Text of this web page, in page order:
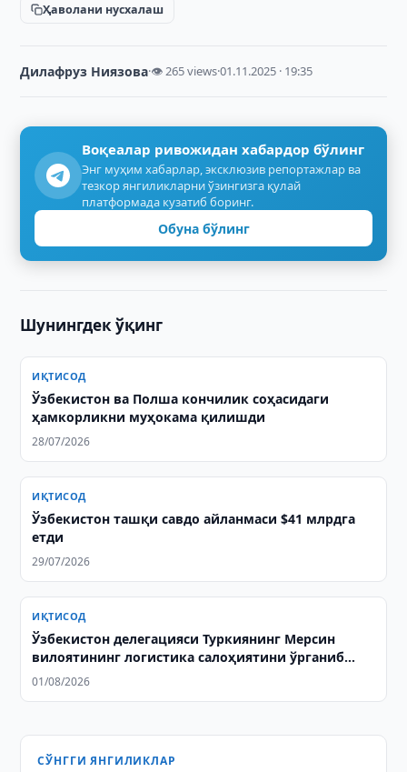
Ҳаволани нусхалаш
Дилафруз Ниязова·👁 265 views·01.11.2025 · 19:35
Воқеалар ривожидан хабардор бўлинг
Энг муҳим хабарлар, эксклюзив репортажлар ва
тезкор янгиликларни ўзингизга қулай
платформада кузатиб боринг.
Обуна бўлинг
Шунингдек ўқинг
ИҚТИСОД
Ўзбекистон ва Полша кончилик соҳасидаги
ҳамкорликни муҳокама қилишди
28/07/2026
ИҚТИСОД
Ўзбекистон ташқи савдо айланмаси $41 млрдга
етди
29/07/2026
ИҚТИСОД
Ўзбекистон делегацияси Туркиянинг Мерсин
вилоятининг логистика салоҳиятини ўрганиб
чиқди
01/08/2026
СЎНГГИ ЯНГИЛИКЛАР